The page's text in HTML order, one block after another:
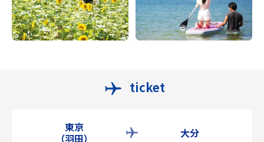
ticket
東京
（羽田）
大分